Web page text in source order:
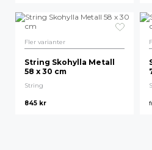
Fler varianter
String Skohylla Metall
58 x 30 cm
String
845 kr